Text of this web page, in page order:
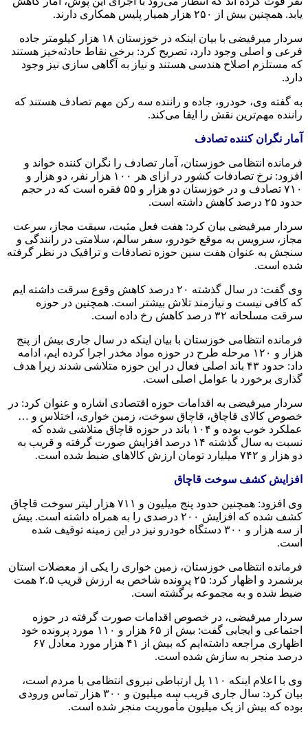
یابد. همچنین بیش از ۲۵۰ هزار همیار پلیس همکاری دارند.
سردار میرفیضی
با بیان اینکه در خوزستان ۱۸ هزار کیلومتر جاده
فرعی و اصلی وجود دارد، تصریح کرد: برخی نقاط حادثه‌خیز هستند
که مستلزم اصلاح هندسی هستند و نیاز به آگاهی سازی نیز وجود
دارد.
به گفته وی، خودرو، جاده و راننده سه رکن مهم تصادف هستند که
راننده مهم‌ترین نقش را ایفا می‌کند.
آمار نگران کننده تصادف
فرمانده انتظامی خوزستان، آمار تصادف را نگران کننده خواند و
افزود: نرخ تصادفات کشور در ازای هر ۱۰۰ هزار نفر، دو هزار و
۷۱۰ تصادف و در خوزستان دو هزار و ۵۵ فقره است که در حجم
حدود ۲۵ درصد کاهش داشته است.
سردار میرفیضی بیان کرد: هفت فعل مثبت، سبقت مجاز، سرعت
مجاز، سرویس به موقع خودرو، سفر سالم، سلامتی در رانندگی و
سنجش به عنوان هفت سین حوزه تصادفات و ترافیک در نظر گرفته
شده است.
وی گفت: در سال گذشته ۲۰ درصد کاهش وقوع سرقت داشته
ایم
که کافی نیست و نیازمند تلاش بیشتر است. همچنین در حوزه
سرقت مسلحانه ۳۲ درصد کاهش رخ داده است.
فرمانده انتظامی خوزستان با بیان اینکه در سال جاری بیش از پنج
هزار و ۱۲۰ مرحله طرح در حوزه مواد مخدر اجرا کرده
ایم، ادامه
داد: حدود ۴۳ باند اصلی فعال در این حوزه متلاشی شدند زیرا هدف
گذاری برخورد با عوامل اصلی است.
سردار میرفیضی به اقدامات حوزه اقتصادی اشاره و عنوان کرد: در
خصوص کالای قاچاق، قاچاق سوخت، زمین خواری، اختلاس و …
عملکرد خوب بوده و ۱۰۴ باند در حوزه قاچاق متلاشی شده که
نسبت به سال گذشته ۱۴ درصد افزایش صورت گرفته و قریب به
دو هزار و ۷۴۲ میلیارد تومان ارزش کالاهای ضبط شده است.
افزایش کشف سوخت قاچاق
وی افزود: همچنین حدود پنج میلیون و ۷۱۱ هزار لیتر سوخت قاچاق
کشف شده که افزایش ۲۰۰ درصدی را به همراه داشته است. بیش
از سه هزار و ۳۰۰ دستگاه خودرو نیز در این زمینه توقیف شده
است.
فرمانده انتظامی خوزستان، زمین خواری را یکی از معضلات استان
برشمرد و اظهار کرد: ۲۵ پرونده شاخص به ارزش قریب ۲.۵ همت
ضبط شده و به مجموعه برگشته است.
سردار میرفیضی، در خصوص اقدامات صورت گرفته در حوزه
اجتماعی و ایجابی گفت: بیش از ۶۵ هزار و ۱۱۰ مورد پرونده خود
اظهاری مراجعه داشته‌ایم که بیش از ۴۱ هزار مورد معادل ۶۷
درصد منجر به سازش شده است.
وی با اعلام اینکه ۱۱۰ پل ارتباطی نیروی انتظامی با مردم است،
بیان کرد: سال جاری قریب سه میلیون و ۳۰۰ هزار تماس ورودی
بوده که بیش از یک میلیون مأموریت منجر شده است.